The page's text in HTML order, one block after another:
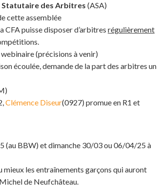
Statutaire des Arbitres (ASA)
cette assemblée
CFA puisse disposer d’arbitres régulièrement
(précisions à venir)
écoulée, demande de la part des arbitres un
Clémence Diseur(0927) promue en R1 et
(au BBW) et dimanche 30/03 ou 06/04/25 à
mieux les entraînements garçons qui auront
de Neufchâteau.